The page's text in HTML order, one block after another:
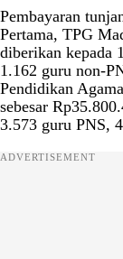
Pembayaran
Pertama, TPG
diberikan kepada
1.162 guru non-
Pendidikan
sebesar
3.573 guru PNS,
ADVERTISEMENT